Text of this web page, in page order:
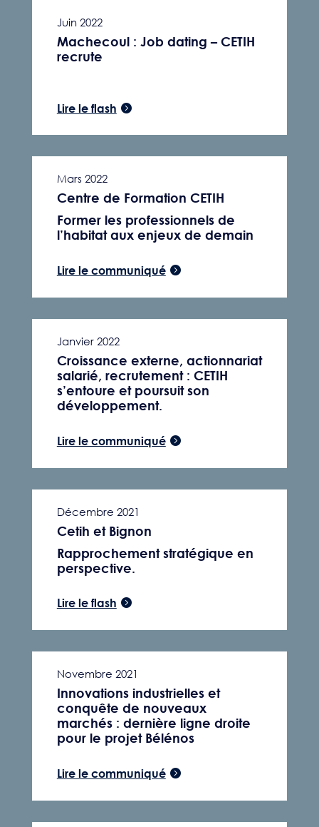
Juin 2022
Machecoul : Job dating – CETIH
recrute
Lire le flash
Mars 2022
Centre de Formation CETIH
Former les professionnels de
l’habitat aux enjeux de demain
Lire le communiqué
Janvier 2022
Croissance externe, actionnariat
salarié, recrutement : CETIH
s’entoure et poursuit son
développement.
Lire le communiqué
Décembre 2021
Cetih et Bignon
Rapprochement stratégique en
perspective.
Lire le flash
Novembre 2021
Innovations industrielles et
conquête de nouveaux
marchés : dernière ligne droite
pour le projet Bélénos
Lire le communiqué